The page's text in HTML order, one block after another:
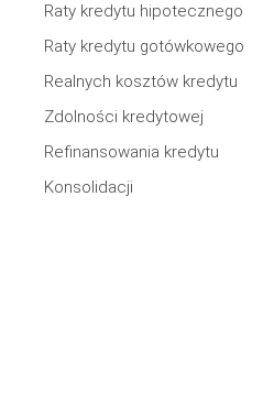
Raty kredytu hipotecznego
Raty kredytu gotówkowego
Realnych kosztów kredytu
Zdolności kredytowej
Refinansowania kredytu
Konsolidacji